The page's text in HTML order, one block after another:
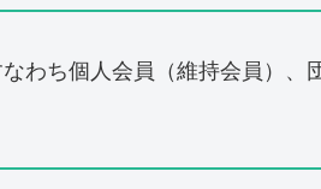
ち個人会員（維持会員）、